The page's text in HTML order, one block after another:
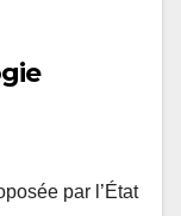
par l’État